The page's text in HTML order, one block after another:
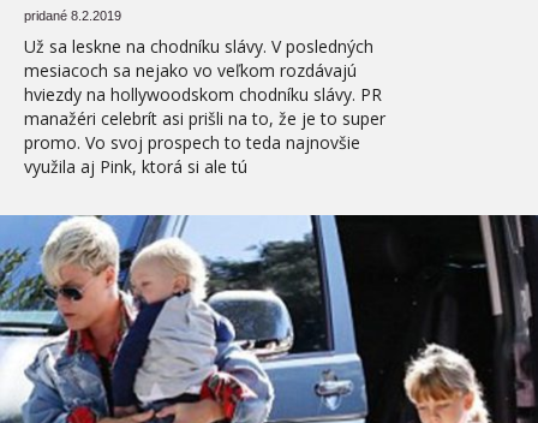
pridané 8.2.2019
Už sa leskne na chodníku slávy. V posledných
mesiacoch sa nejako vo veľkom rozdávajú
hviezdy na hollywoodskom chodníku slávy. PR
manažéri celebrít asi prišli na to, že je to super
promo. Vo svoj prospech to teda najnovšie
využila aj Pink, ktorá si ale tú